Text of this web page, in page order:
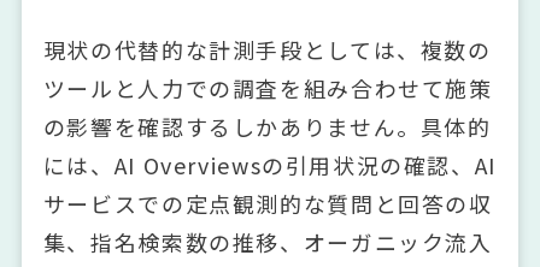
現状の代替的な計測手段としては、複数の
ツールと人力での調査を組み合わせて施策
の影響を確認するしかありません。具体的
には、AI Overviewsの引用状況の確認、AI
サービスでの定点観測的な質問と回答の収
集、指名検索数の推移、オーガニック流入